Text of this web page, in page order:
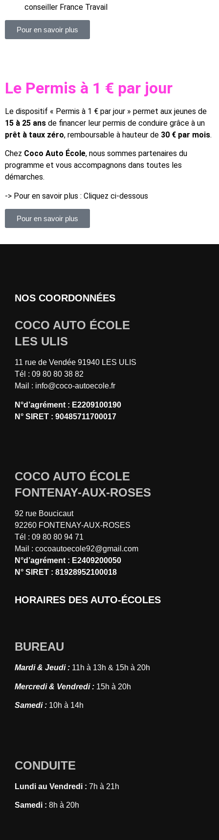
conseiller France Travail
Pour en savoir plus
Le Permis à 1 € par jour
Le dispositif « Permis à 1 € par jour » permet aux jeunes de
15 à 25 ans de financer leur permis de conduire grâce à un
prêt à taux zéro, remboursable à hauteur de 30 € par mois.
Chez Coco Auto École, nous sommes partenaires du
programme et vous accompagnons dans toutes les
démarches.
-> Pour en savoir plus : Cliquez ci-dessous
Pour en savoir plus
NOS COORDONNÉES
COCO AUTO ÉCOLE
LES ULIS
11 rue de Vendée 91940 LES ULIS
Tél : 09 80 80 38 82
Mail : info@coco-autoecole.fr
N°d’agrément : E2209100190
N° SIRET : 90485711700017
COCO AUTO ÉCOLE
FONTENAY-AUX-ROSES
92 rue Boucicaut
92260 FONTENAY-AUX-ROSES
Tél : 09 80 80 94 71
Mail : cocoautoecole92@gmail.com
N°d’agrément : E2409200050
N° SIRET : 81928952100018
HORAIRES DES AUTO-ÉCOLES
BUREAU
Mardi & Jeudi : 11h à 13h & 15h à 20h
Mercredi & Vendredi : 15h à 20h
Samedi : 10h à 14h
CONDUITE
Lundi au Vendredi : 7h à 21h
Samedi : 8h à 20h